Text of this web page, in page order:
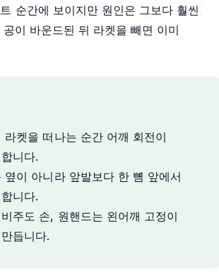
순간에 보이지만 원인은 그보다 훨씬
이 바운드된 뒤 라켓을 빼면 이미
라켓을 떠나는 순간 어깨 회전이
니다.
옆이 아니라 앞발보다 한 뼘 앞에서
니다.
주도 손, 원핸드는 왼어깨 고정이
듭니다.